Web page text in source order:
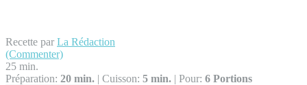
Recette par La Rédaction
(Commenter)
25 min.
Préparation: 20 min. | Cuisson: 5 min. | Pour: 6 Portions